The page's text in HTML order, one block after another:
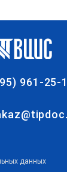
961-25-
данных